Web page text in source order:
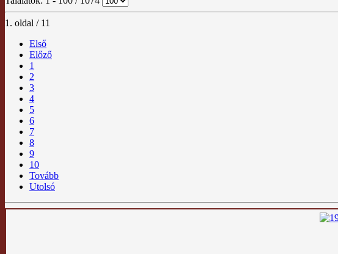
1. oldal / 11
Első
Előző
1
2
3
4
5
6
7
8
9
10
Tovább
Utolsó